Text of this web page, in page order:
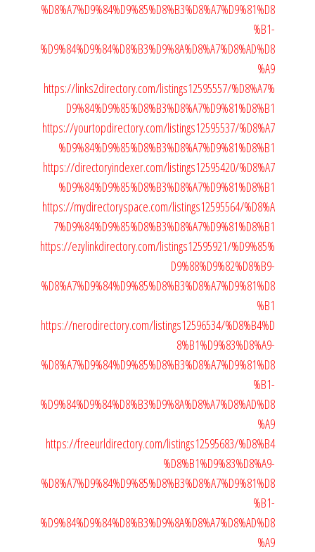
%D8%A7%D9%84%D9%85%D8%B3%D8%A7%D9%81%D8
%B1-
%D9%84%D9%84%D8%B3%D9%8A%D8%A7%D8%AD%D8
%A9
https://links2directory.com/listings12595557/%D8%A7%
D9%84%D9%85%D8%B3%D8%A7%D9%81%D8%B1
https://yourtopdirectory.com/listings12595537/%D8%A7
%D9%84%D9%85%D8%B3%D8%A7%D9%81%D8%B1
https://directoryindexer.com/listings12595420/%D8%A7
%D9%84%D9%85%D8%B3%D8%A7%D9%81%D8%B1
https://mydirectoryspace.com/listings12595564/%D8%A
7%D9%84%D9%85%D8%B3%D8%A7%D9%81%D8%B1
https://ezylinkdirectory.com/listings12595921/%D9%85%
D9%88%D9%82%D8%B9-
%D8%A7%D9%84%D9%85%D8%B3%D8%A7%D9%81%D8
%B1
https://nerodirectory.com/listings12596534/%D8%B4%D
8%B1%D9%83%D8%A9-
%D8%A7%D9%84%D9%85%D8%B3%D8%A7%D9%81%D8
%B1-
%D9%84%D9%84%D8%B3%D9%8A%D8%A7%D8%AD%D8
%A9
https://freeurldirectory.com/listings12595683/%D8%B4
%D8%B1%D9%83%D8%A9-
%D8%A7%D9%84%D9%85%D8%B3%D8%A7%D9%81%D8
%B1-
%D9%84%D9%84%D8%B3%D9%8A%D8%A7%D8%AD%D8
%A9